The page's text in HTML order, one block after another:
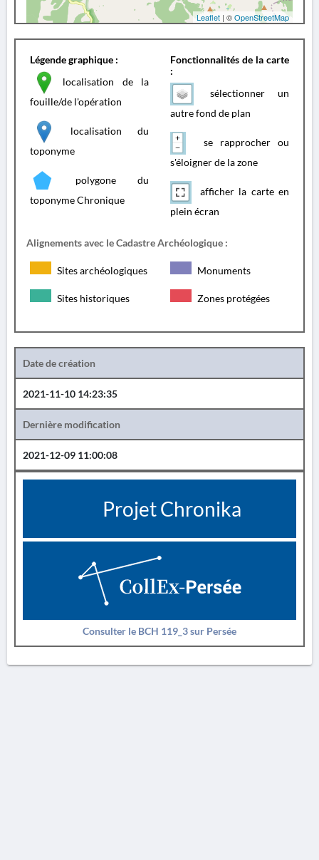
Leaflet | ©OpenStreetMap
Légende graphique :
localisation de la
fouille/de l'opération
localisation du
toponyme
polygone du
toponyme Chronique
Fonctionnalités de la carte
:
sélectionner un
autre fond de plan
se rapprocher ou
s'éloigner de la zone
afficher la carte en
plein écran
Alignements avec le Cadastre Archéologique :
Sites archéologiques Monuments
Sites historiques Zones protégées
Date de création
2021-11-10 14:23:35
Dernière modification
2021-12-09 11:00:08
Projet Chronika
Consulter le BCH 119_3 sur Persée